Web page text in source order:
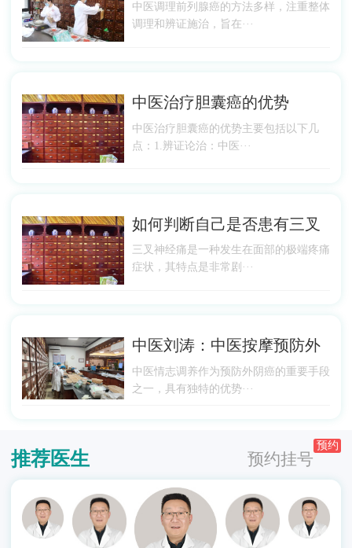
中医调理前列腺癌的方法多样，注重整体
调理和辨证施治，旨在···
中医治疗胆囊癌的优势
中医治疗胆囊癌的优势主要包括以下几
点：1.辨证论治：中医···
如何判断自己是否患有三叉
三叉神经痛是一种发生在面部的极端疼痛
症状，其特点是非常剧···
中医刘涛：中医按摩预防外
中医情志调养作为预防外阴癌的重要手段
之一，具有独特的优势···
推荐医生 预约挂号
预约